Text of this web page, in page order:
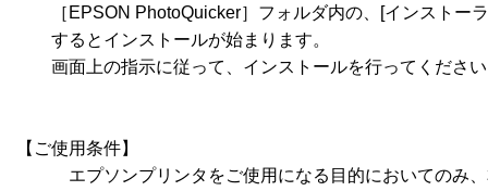
［EPSON PhotoQuicker］フォルダ内の、[インストー
するとインストールが始まります。
画面上の指示に従って、インストールを行ってくださ
【ご使用条件】
エプソンプリンタをご使用になる目的においてのみ、